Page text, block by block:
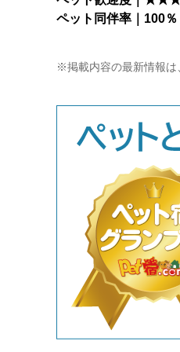
ペット同伴率｜100％
※掲載内容の最新情報は